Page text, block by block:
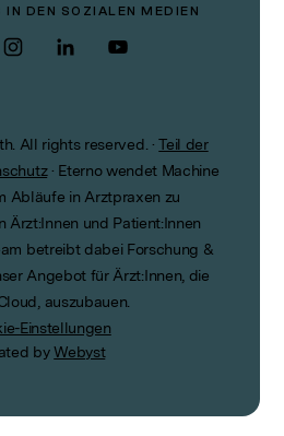
IN DEN SOZIALEN MEDIEN
InstagramLinkedInYouTube
All rights reserved. ·Teil der
· Eterno wendet Machine
Abläufe in Arztpraxen zu
Ärzt:Innen und Patient:Innen
betreibt dabei Forschung &
Angebot für Ärzt:Innen, die
auszubauen.
Einstellungen
byWebyst